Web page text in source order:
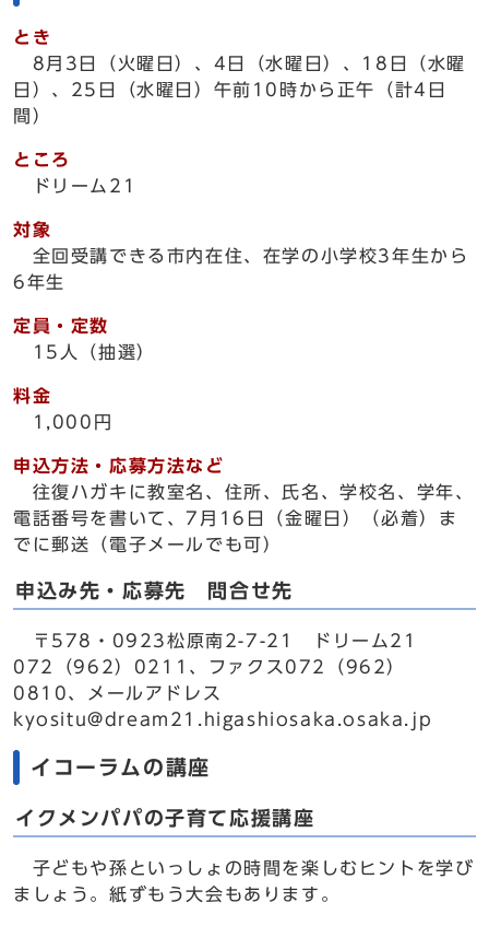
とき
8月3日（火曜日）、4日（水曜日）、18日（水曜
日）、25日（水曜日）午前10時から正午（計4日
間）
ところ
ドリーム21
対象
全回受講できる市内在住、在学の小学校3年生から
6年生
定員・定数
15人（抽選）
料金
1,000円
申込方法・応募方法など
往復ハガキに教室名、住所、氏名、学校名、学年、
電話番号を書いて、7月16日（金曜日）（必着）ま
でに郵送（電子メールでも可）
申込み先・応募先 問合せ先
〒578・0923松原南2-7-21 ドリーム21
072（962）0211、ファクス072（962）
0810、メールアドレス
kyositu@dream21.higashiosaka.osaka.jp
イコーラムの講座
イクメンパパの子育て応援講座
子どもや孫といっしょの時間を楽しむヒントを学び
ましょう。紙ずもう大会もあります。